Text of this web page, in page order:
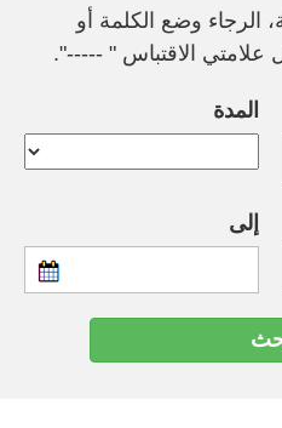
الرجاء وضع الكلمة أو
علامتي الاقتباس " -----".
المدة
إلى